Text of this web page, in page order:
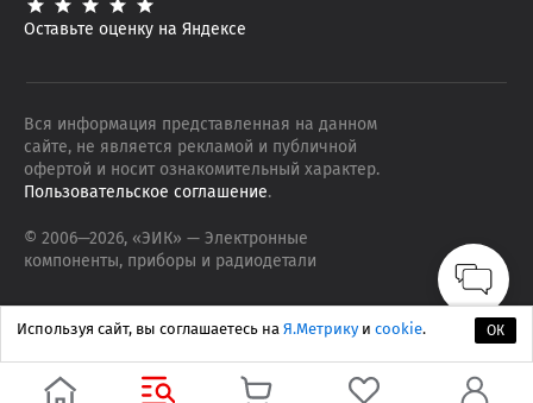
Оставьте оценку на Яндексе
Вся информация представленная на данном
сайте, не является рекламой и публичной
офертой и носит ознакомительный характер.
Пользовательское соглашение.
© 2006—2026, «ЭИК» — Электронные
компоненты, приборы и радиодетали
ОК
Используя сайт, вы соглашаетесь на Я.Метрику и cookie.